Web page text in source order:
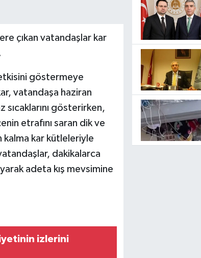
çıkan vatandaşlar kar
göstermeye
vatandaşa haziran
gösterirken,
etrafını saran dik ve
kalma kar kütleleriyle
dakikalarca
adeta kış mevsimine
izlerini